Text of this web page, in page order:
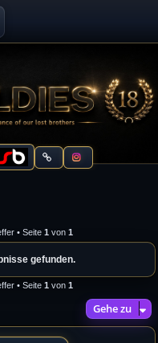
• Seite1 von1
gefunden.
• Seite1 von1
Gehe zu